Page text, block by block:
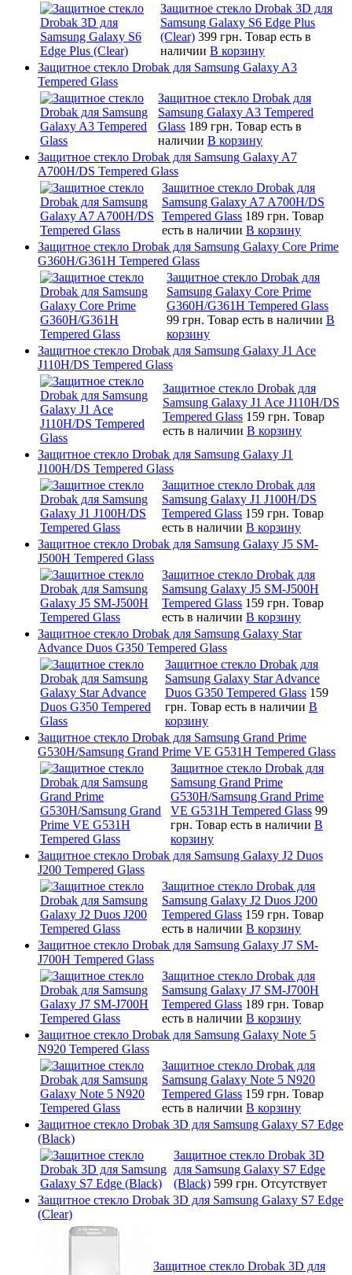
Защитное стекло Drobak 3D для
Samsung Galaxy S6 Edge Plus
(Clear) 399 грн. Товар есть в
наличии В корзину
Защитное стекло Drobak для Samsung Galaxy A3
Tempered Glass
Защитное стекло Drobak для
Samsung Galaxy A3 Tempered
Glass 189 грн. Товар есть в
наличии В корзину
Защитное стекло Drobak для Samsung Galaxy A7
A700H/DS Tempered Glass
Защитное стекло Drobak для
Samsung Galaxy A7 A700H/DS
Tempered Glass 189 грн. Товар
есть в наличии В корзину
Защитное стекло Drobak для Samsung Galaxy Core Prime
G360H/G361H Tempered Glass
Защитное стекло Drobak для
Samsung Galaxy Core Prime
G360H/G361H Tempered Glass
99 грн. Товар есть в наличии В
корзину
Защитное стекло Drobak для Samsung Galaxy J1 Ace
J110H/DS Tempered Glass
Защитное стекло Drobak для
Samsung Galaxy J1 Ace J110H/DS
Tempered Glass 159 грн. Товар
есть в наличии В корзину
Защитное стекло Drobak для Samsung Galaxy J1
J100H/DS Tempered Glass
Защитное стекло Drobak для
Samsung Galaxy J1 J100H/DS
Tempered Glass 159 грн. Товар
есть в наличии В корзину
Защитное стекло Drobak для Samsung Galaxy J5 SM-
J500H Tempered Glass
Защитное стекло Drobak для
Samsung Galaxy J5 SM-J500H
Tempered Glass 159 грн. Товар
есть в наличии В корзину
Защитное стекло Drobak для Samsung Galaxy Star
Advance Duos G350 Tempered Glass
Защитное стекло Drobak для
Samsung Galaxy Star Advance
Duos G350 Tempered Glass 159
грн. Товар есть в наличии В
корзину
Защитное стекло Drobak для Samsung Grand Prime
G530H/Samsung Grand Prime VE G531H Tempered Glass
Защитное стекло Drobak для
Samsung Grand Prime
G530H/Samsung Grand Prime
VE G531H Tempered Glass 99
грн. Товар есть в наличии В
корзину
Защитное стекло Drobak для Samsung Galaxy J2 Duos
J200 Tempered Glass
Защитное стекло Drobak для
Samsung Galaxy J2 Duos J200
Tempered Glass 159 грн. Товар
есть в наличии В корзину
Защитное стекло Drobak для Samsung Galaxy J7 SM-
J700H Tempered Glass
Защитное стекло Drobak для
Samsung Galaxy J7 SM-J700H
Tempered Glass 189 грн. Товар
есть в наличии В корзину
Защитное стекло Drobak для Samsung Galaxy Note 5
N920 Tempered Glass
Защитное стекло Drobak для
Samsung Galaxy Note 5 N920
Tempered Glass 159 грн. Товар
есть в наличии В корзину
Защитное стекло Drobak 3D для Samsung Galaxy S7 Edge
(Black)
Защитное стекло Drobak 3D
для Samsung Galaxy S7 Edge
(Black) 599 грн. Отсутствует
Защитное стекло Drobak 3D для Samsung Galaxy S7 Edge
(Clear)
Защитное стекло Drobak 3D для